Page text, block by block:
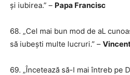
și iubirea.” – Papa Francisc
68. „Cel mai bun mod de aL
să iubești multe lucruri.” –
69. „Încetează să-l mai întreb pe